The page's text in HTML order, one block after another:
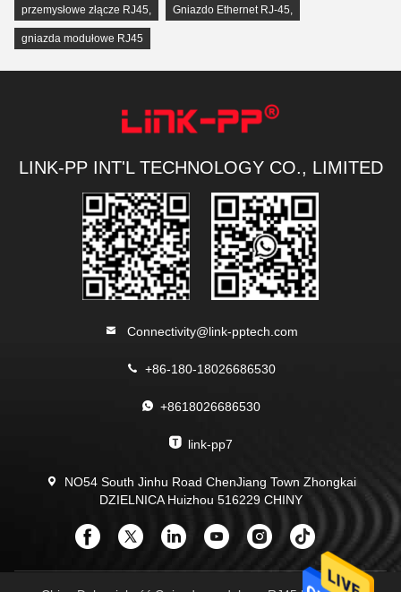
przemysłowe złącze RJ45, Gniazdo Ethernet RJ-45,
gniazda modułowe RJ45
LINK-PP INT'L TECHNOLOGY CO., LIMITED
Connectivity@link-pptech.com
+86-180-18026686530
+8618026686530
link-pp7
NO54 South Jinhu Road ChenJiang Town Zhongkai
DZIELNICA Huizhou 516229 CHINY